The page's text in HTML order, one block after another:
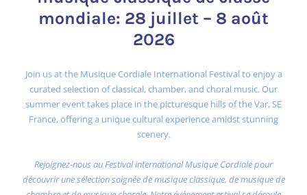
mondiale: 28 juillet – 8 août
2026
Join us at the Musique Cordiale International Festival to enjoy a
curated selection of classical, chamber, and choral music. Our
summer event takes place in the picturesque hills of the Var, SE
France, offering a unique cultural experience amidst stunning
scenery.
Rejoignez-nous au Festival international Musique Cordiale pour
découvrir une sélection soignée de musique classique, de musique de